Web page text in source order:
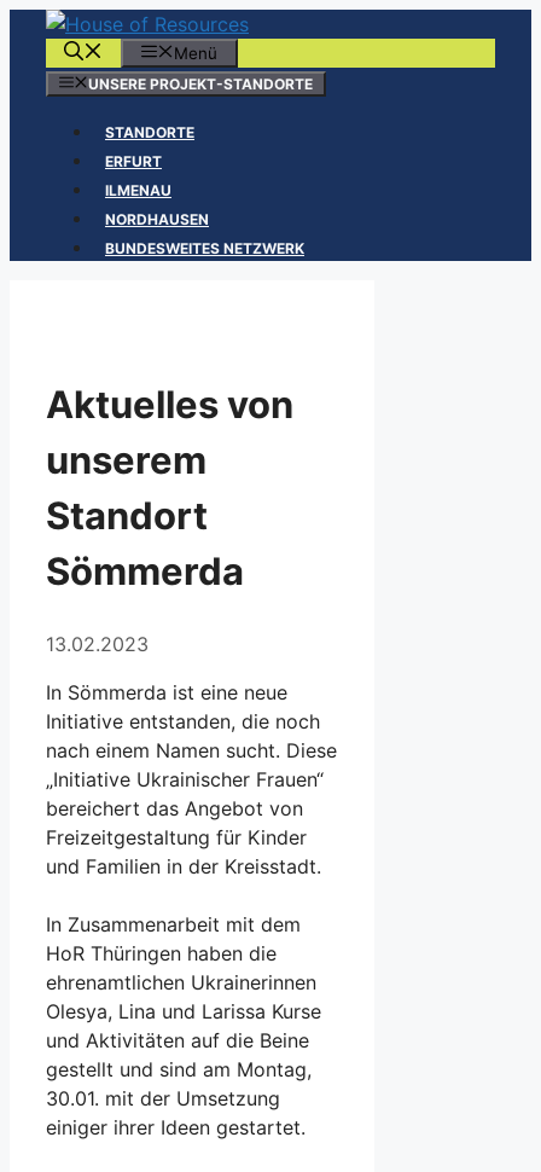
Zum
springen
Menü
UNSERE PROJEKT-STANDORTE
STANDORTE
ERFURT
ILMENAU
NORDHAUSEN
BUNDESWEITES NETZWERK
Aktuelles von
unserem
Standort
Sömmerda
13.02.2023
In Sömmerda ist eine neue
Initiative entstanden, die noch
nach einem Namen sucht. Diese
„Initiative Ukrainischer Frauen“
bereichert das Angebot von
Freizeitgestaltung für Kinder
und Familien in der Kreisstadt.
In Zusammenarbeit mit dem
HoR Thüringen haben die
ehrenamtlichen Ukrainerinnen
Olesya, Lina und Larissa Kurse
und Aktivitäten auf die Beine
gestellt und sind am Montag,
30.01. mit der Umsetzung
einiger ihrer Ideen gestartet.